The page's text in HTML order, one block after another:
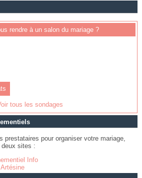
rendre à un salon du mariage ?
tous les sondages
prestataires pour organiser votre mariage,
sites :
Info
Artésine